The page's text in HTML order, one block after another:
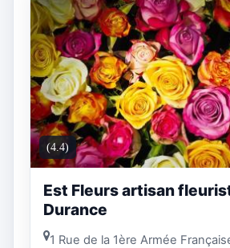
(4.4)
Est Fleurs artisan
Durance
1 Rue de la 1ère Armée